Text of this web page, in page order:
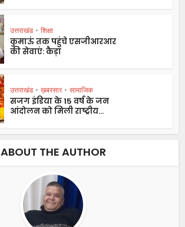
उत्तराखंड • शिक्षा
कुमाऊं तक पहुंचे एसजीआरआर
की सेवाएं: कैड़ा
उत्तराखंड • ख़बरसार • सामाजिक
सजग इंडिया के 15 वर्ष के जन
आंदोलन को मिली राष्ट्रीय...
ABOUT THE AUTHOR